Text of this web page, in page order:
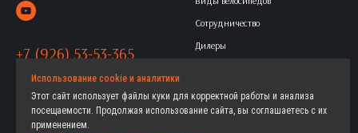
+7 (926) 53-53-365
Политика обработки
персональных данных
Сотрудничество
Дилеры
Использование cookie и аналитики
Этот сайт использует файлы куки для корректной работы и анализа
посещаемости. Продолжая использование сайта, вы соглашаетесь с их
применением.